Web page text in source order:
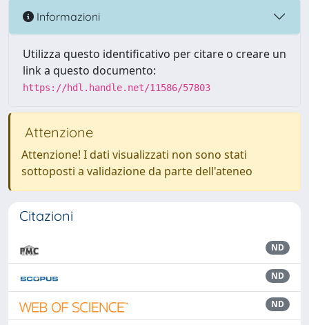
Informazioni
Utilizza questo identificativo per citare o creare un
link a questo documento:
https://hdl.handle.net/11586/57803
Attenzione
Attenzione! I dati visualizzati non sono stati
sottoposti a validazione da parte dell'ateneo
Citazioni
ND
ND
ND